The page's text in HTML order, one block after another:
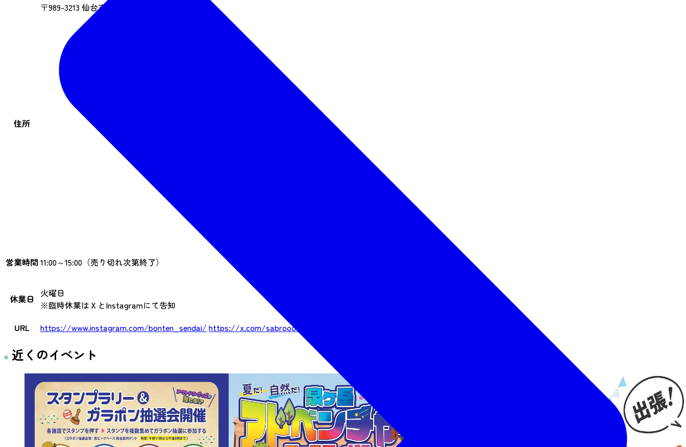
住所
〒989-3213 仙台市青葉区大倉字上下山神4-4
営業時間 11:00～15:00（売り切れ次第終了）
休業日
火曜日
※臨時休業はＸとInstagramにて告知
URL
https://www.instagram.com/bonten_sendai/ https://x.com/sabrooou
近くのイベント